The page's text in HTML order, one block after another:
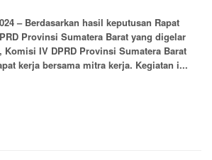
– Berdasarkan hasil keputusan Rapat
Provinsi Sumatera Barat yang digelar
Komisi IV DPRD Provinsi Sumatera Barat
kerja bersama mitra kerja. Kegiatan i...